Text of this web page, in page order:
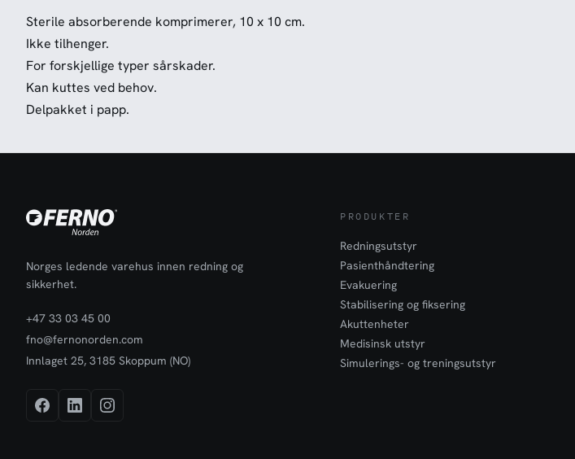
Sterile absorberende komprimerer, 10 x 10 cm.
Ikke tilhenger.
For forskjellige typer sårskader.
Kan kuttes ved behov.
Delpakket i papp.
Norges ledende varehus innen redning og
sikkerhet.
+47 33 03 45 00
fno@fernonorden.com
Innlaget 25, 3185 Skoppum (NO)
PRODUKTER
Redningsutstyr
Pasienthåndtering
Evakuering
Stabilisering og fiksering
Akuttenheter
Medisinsk utstyr
Simulerings- og treningsutstyr